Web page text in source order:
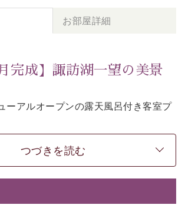
お部屋詳細
完成】諏訪湖一望の美景
ーアルオープンの露天風呂付き客室プ
で清らかな源泉に抱かれながら、眼下
一望いただけます。
た和モダンのお部屋は段差がない等の
慮しました。
ともに刻々と変わる諏訪湖を眺めなが
つづきを読む